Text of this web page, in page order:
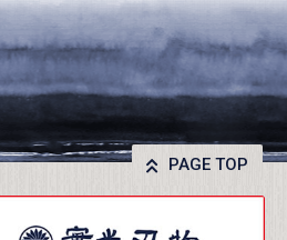
PAGE TOP